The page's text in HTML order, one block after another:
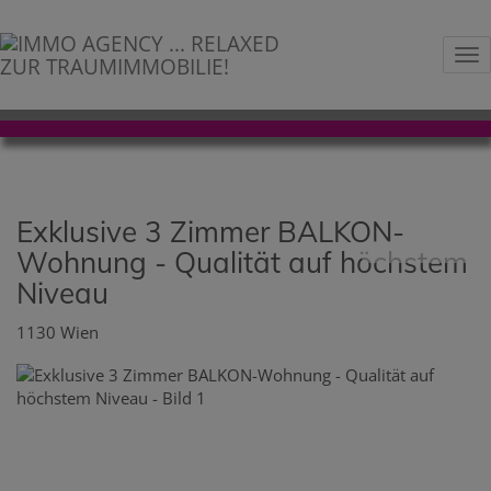
Exklusive 3 Zimmer BALKON-
Wohnung - Qualität auf höchstem
Niveau
1130 Wien